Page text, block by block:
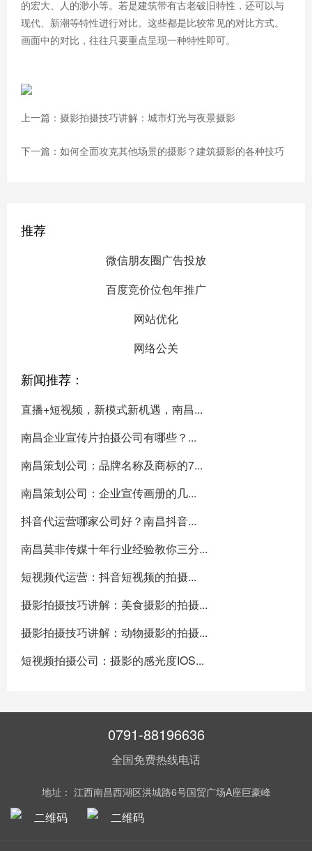
的宏大、人的渺小等。若是建筑带有古老破旧特性，还可以与
现代、新潮等特性进行对比。这些都是比较常见的对比方式。
画面中的对比，往往只要重点呈现一种特性即可。
上一篇：摄影拍摄技巧讲解：城市灯光与夜景摄影
下一篇：如何全面攻克其他场景的摄影？建筑摄影的各种技巧
推荐
微信朋友圈广告投放
百度竞价位包年推广
网站优化
网络公关
新闻推荐：
直播+短视频，新模式新机遇，南昌...
南昌企业宣传片拍摄公司有哪些？...
南昌策划公司：品牌名称及商标的7...
南昌策划公司：企业宣传画册的几...
抖音代运营哪家公司好？南昌抖音...
南昌莫非传媒十年行业经验教你三分...
短视频代运营：抖音短视频的拍摄...
摄影拍摄技巧讲解：美食摄影的拍摄...
摄影拍摄技巧讲解：动物摄影的拍摄...
短视频拍摄公司：摄影的感光度IOS...
0791-88196636
全国免费热线电话
地址： 江西南昌西湖区洪城路6号国贸广场A座巨豪峰